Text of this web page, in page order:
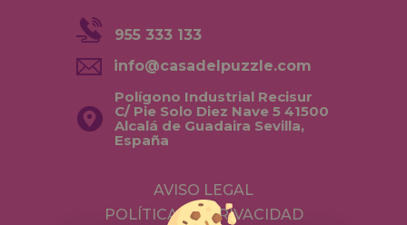
955 333 133
info@casadelpuzzle.com
Polígono Industrial Recisur
C/ Pie Solo Diez Nave 5 41500
Alcalá de Guadaira Sevilla,
España
AVISO LEGAL
POLÍTICA DE PRIVACIDAD